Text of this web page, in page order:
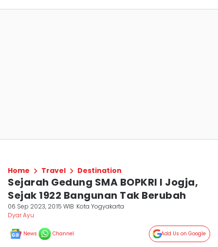
Home Travel Destination
Sejarah Gedung SMA BOPKRI I Jogja,
Sejak 1922 Bangunan Tak Berubah
06 Sep 2023, 20:15 WIB Kota Yogyakarta
Dyar Ayu
News Channel Add Us on Google